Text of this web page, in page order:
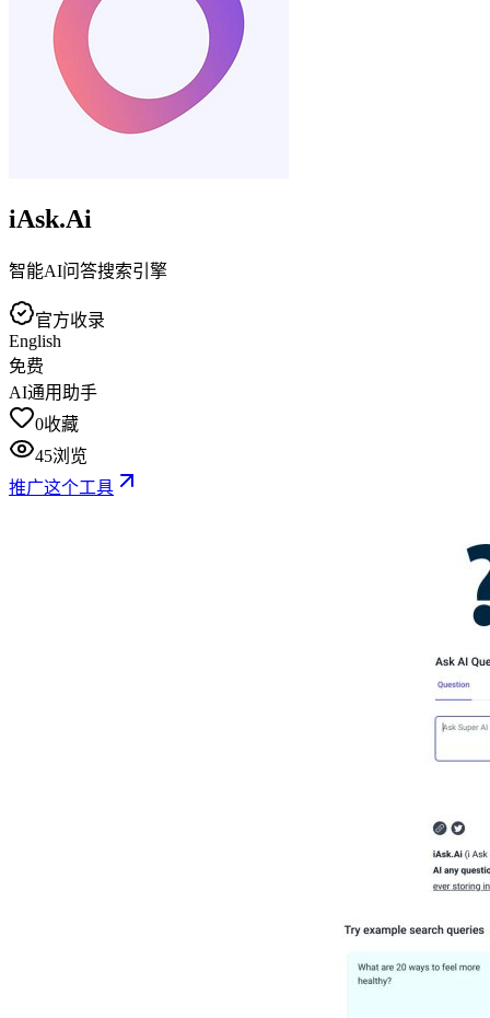
iAsk.Ai
智能AI问答搜索引擎
官方收录
English
免费
AI通用助手
0收藏
45浏览
推广这个工具